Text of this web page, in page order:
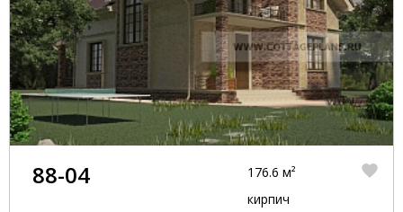
88-04
176.6 м²
кирпич